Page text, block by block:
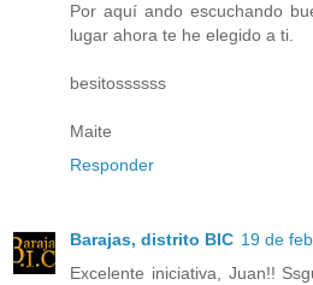
Por aquí ando escuchando
lugar ahora te he elegido a ti.
besitossssss
Maite
Responder
Barajas, distrito BIC 19 de
Excelente iniciativa, Juan!!